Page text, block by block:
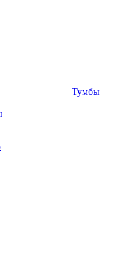
Тумбы